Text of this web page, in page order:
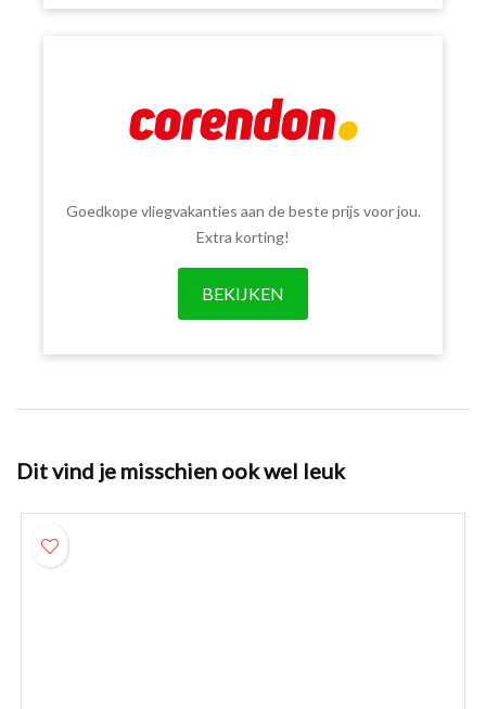
Goedkope vliegvakanties aan de beste prijs voor jou.
Extra korting!
BEKIJKEN
Dit vind je misschien ook wel leuk